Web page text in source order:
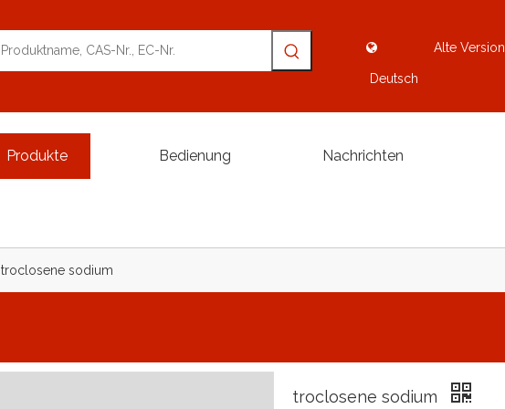
Deutsch
Alte Version
Produkte Bedienung Nachrichten
troclosene sodium
troclosene sodium